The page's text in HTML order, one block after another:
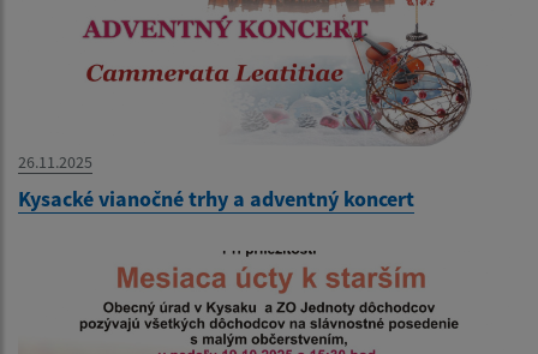
26.11.2025
Kysacké vianočné trhy a adventný koncert